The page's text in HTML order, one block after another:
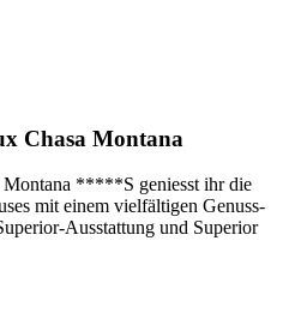
Chasa Montana
Montana *****S geniesst ihr die
mit einem vielfältigen Genuss-
Ausstattung und Superior